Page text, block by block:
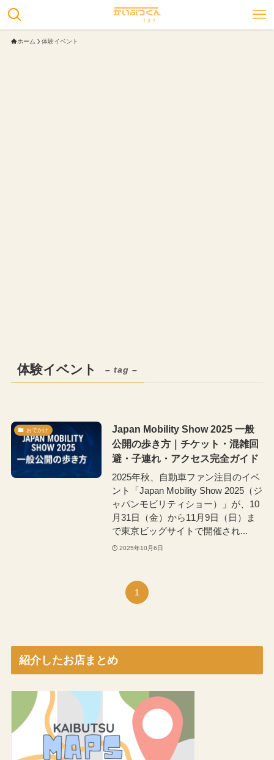
ホーム 体験イベント
体験イベント – tag –
おでかけ
Japan Mobility Show 2025 一般
公開の歩き方｜チケット・混雑回
避・子連れ・アクセス完全ガイド
2025年秋、自動車ファン注目のイベ
ント「Japan Mobility Show 2025（ジ
ャパンモビリティショー）」が、10
月31日（金）から11月9日（日）ま
で東京ビッグサイトで開催され...
2025年10月6日
1
紹介したお店まとめ